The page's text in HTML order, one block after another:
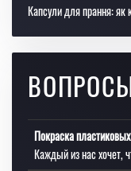
Капсули для прання: як
Покраска
Каждый из нас хочет,